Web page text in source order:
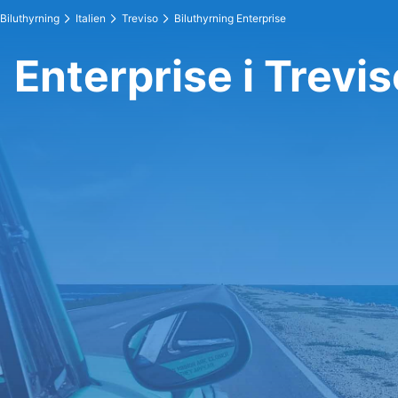
Biluthyrning Italien Treviso Biluthyrning Enterprise
Enterprise i